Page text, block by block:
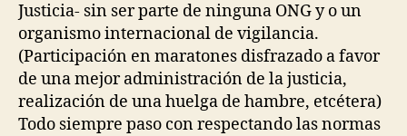
Justicia- sin ser parte de ninguna ONG y o un
organismo internacional de vigilancia.
(Participación en maratones disfrazado a favor
de una mejor administración de la justicia,
realización de una huelga de hambre, etcétera)
Todo siempre paso con respectando las normas